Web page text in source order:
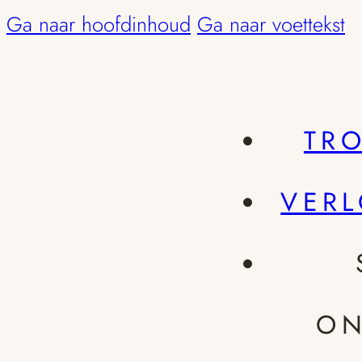
Ga naar hoofdinhoud Ga naar voettekst